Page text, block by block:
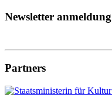
Newsletter anmeldung
Partners